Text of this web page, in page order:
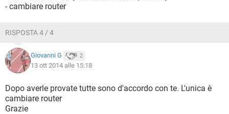
- cambiare router
RISPOSTA 4 / 4
Giovanni G 2
13 ott 2014 alle 15:18
Dopo averle provate tutte sono d'accordo con te. L'unica è
cambiare router
Grazie